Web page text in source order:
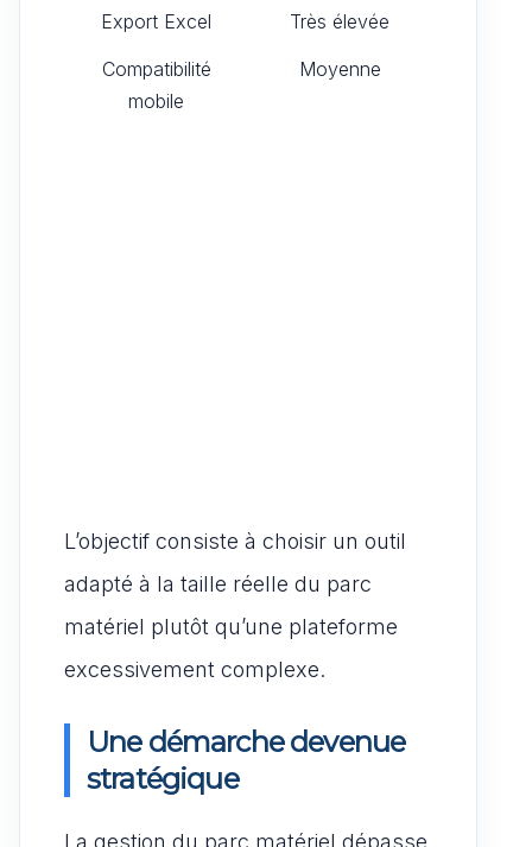
Export Excel
Très élevée
Compatibilité
mobile
Moyenne
L’objectif consiste à choisir un outil
adapté à la taille réelle du parc
matériel plutôt qu’une plateforme
excessivement complexe.
Une démarche devenue
stratégique
La gestion du parc matériel dépasse